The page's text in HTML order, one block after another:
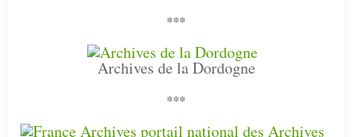
***
Archives de la Dordogne
***